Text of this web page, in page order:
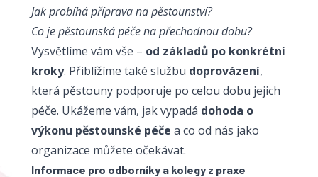
Jak probíhá příprava na pěstounství?
Co je pěstounská péče na přechodnou dobu?
Vysvětlíme vám vše – od základů po konkrétní
kroky. Přiblížíme také službu doprovázení,
která pěstouny podporuje po celou dobu jejich
péče. Ukážeme vám, jak vypadá dohoda o
výkonu pěstounské péče a co od nás jako
organizace můžete očekávat.
Informace pro odborníky a kolegy z praxe